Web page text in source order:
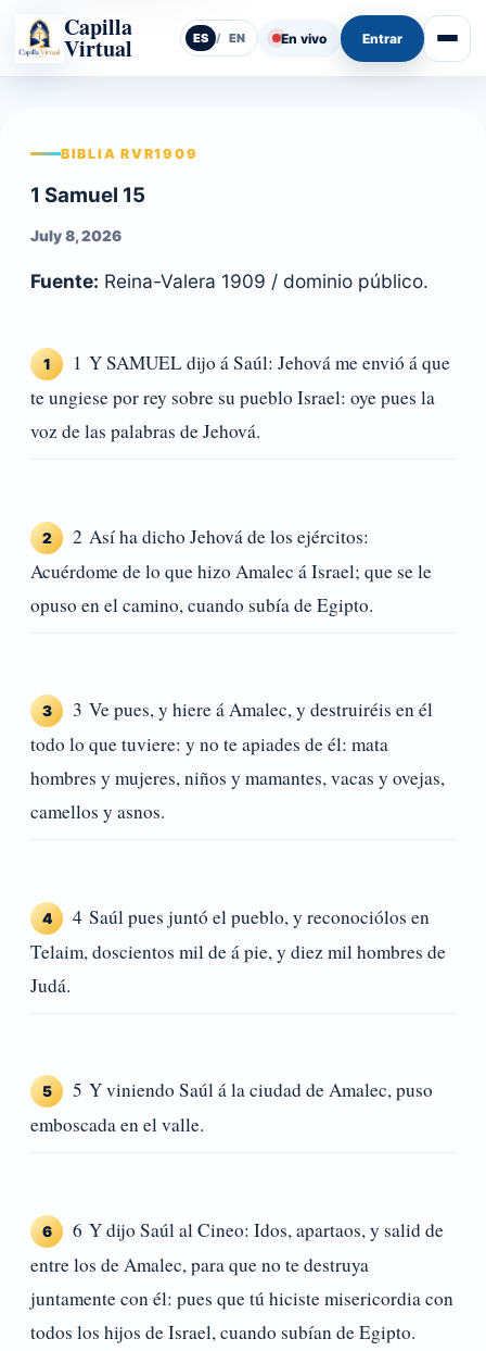
Capilla
Virtual ES / EN En vivo Entrar Abrir
BIBLIA RVR1909
1 Samuel 15
July 8, 2026
Fuente: Reina-Valera 1909 / dominio público.
1
1 Y SAMUEL dijo á Saúl: Jehová me envió á que
te ungiese por rey sobre su pueblo Israel: oye pues la
voz de las palabras de Jehová.
2
2 Así ha dicho Jehová de los ejércitos:
Acuérdome de lo que hizo Amalec á Israel; que se le
opuso en el camino, cuando subía de Egipto.
3
3 Ve pues, y hiere á Amalec, y destruiréis en él
todo lo que tuviere: y no te apiades de él: mata
hombres y mujeres, niños y mamantes, vacas y ovejas,
camellos y asnos.
4
4 Saúl pues juntó el pueblo, y reconociólos en
Telaim, doscientos mil de á pie, y diez mil hombres de
Judá.
5
5 Y viniendo Saúl á la ciudad de Amalec, puso
emboscada en el valle.
6
6 Y dijo Saúl al Cineo: Idos, apartaos, y salid de
entre los de Amalec, para que no te destruya
juntamente con él: pues que tú hiciste misericordia con
todos los hijos de Israel, cuando subían de Egipto.